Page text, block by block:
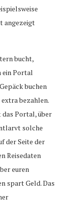
angezeigt
bucht,
ein Portal
buchen
bezahlen.
Portal, über
solche
der Seite der
Reisedaten
euren
spart Geld. Das